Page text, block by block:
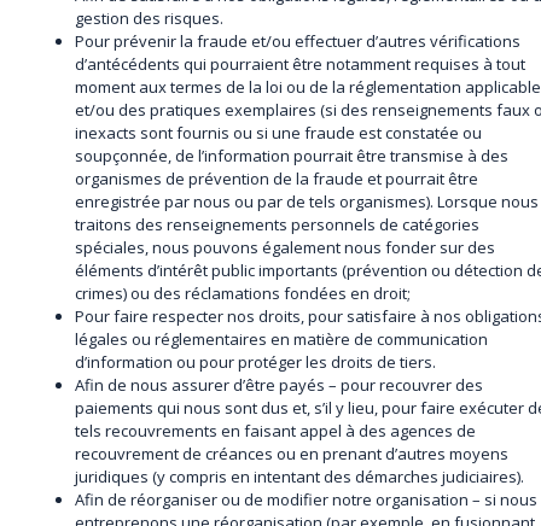
gestion des risques.
Pour prévenir la fraude et/ou effectuer d’autres vérifications
d’antécédents qui pourraient être notamment requises à tout
moment aux termes de la loi ou de la réglementation applicable
et/ou des pratiques exemplaires (si des renseignements faux
inexacts sont fournis ou si une fraude est constatée ou
soupçonnée, de l’information pourrait être transmise à des
organismes de prévention de la fraude et pourrait être
enregistrée par nous ou par de tels organismes). Lorsque nous
traitons des renseignements personnels de catégories
spéciales, nous pouvons également nous fonder sur des
éléments d’intérêt public importants (prévention ou détection
crimes) ou des réclamations fondées en droit;
Pour faire respecter nos droits, pour satisfaire à nos
légales ou réglementaires en matière de communication
d’information ou pour protéger les droits de tiers.
Afin de nous assurer d’être payés – pour recouvrer des
paiements qui nous sont dus et, s’il y lieu, pour faire exécuter
tels recouvrements en faisant appel à des agences de
recouvrement de créances ou en prenant d’autres moyens
juridiques (y compris en intentant des démarches judiciaires).
Afin de réorganiser ou de modifier notre organisation – si nous